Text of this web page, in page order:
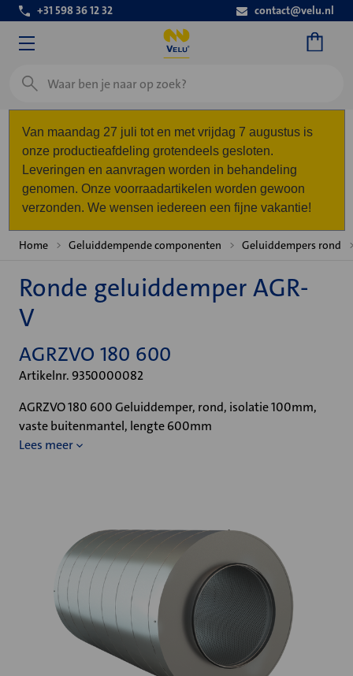
+31 598 36 12 32 contact@velu.nl
Zoeken
Van maandag 27 juli tot en met vrijdag 7 augustus is
onze productieafdeling grotendeels gesloten.
Leveringen en aanvragen worden in behandeling
genomen. Onze voorraadartikelen worden gewoon
verzonden. We wensen iedereen een fijne vakantie!
Home Geluiddempende componenten Geluiddempers rond
Ronde geluiddemper AGR-
V
AGRZVO 180 600
Artikelnr. 9350000082
AGRZVO 180 600 Geluiddemper, rond, isolatie 100mm,
vaste buitenmantel, lengte 600mm
Lees meer